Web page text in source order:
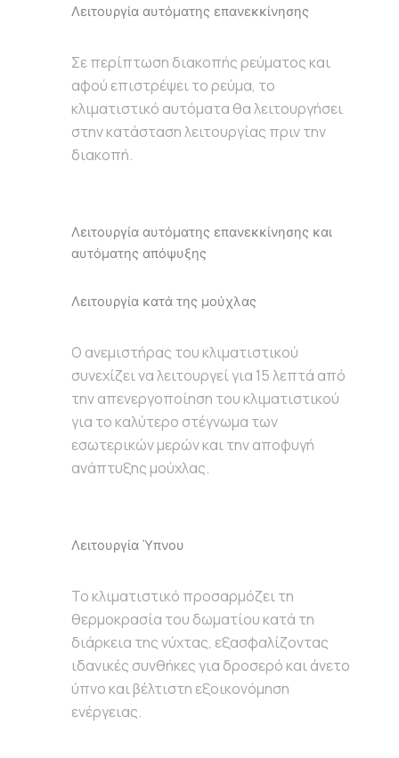
Λειτουργία αυτόματης επανεκκίνησης
Σε περίπτωση διακοπής ρεύματος και
αφού επιστρέψει το ρεύμα, το
κλιματιστικό αυτόματα θα λειτουργήσει
στην κατάσταση λειτουργίας πριν την
διακοπή.
Λειτουργία αυτόματης επανεκκίνησης και
αυτόματης απόψυξης
Λειτουργία κατά της μούχλας
Ο ανεμιστήρας του κλιματιστικού
συνεχίζει να λειτουργεί για 15 λεπτά από
την απενεργοποίηση του κλιματιστικού
για το καλύτερο στέγνωμα των
εσωτερικών μερών και την αποφυγή
ανάπτυξης μούχλας.
Λειτουργία Ύπνου
Το κλιματιστικό προσαρμόζει τη
θερμοκρασία του δωματίου κατά τη
διάρκεια της νύχτας, εξασφαλίζοντας
ιδανικές συνθήκες για δροσερό και άνετο
ύπνο και βέλτιστη εξοικονόμηση
ενέργειας.